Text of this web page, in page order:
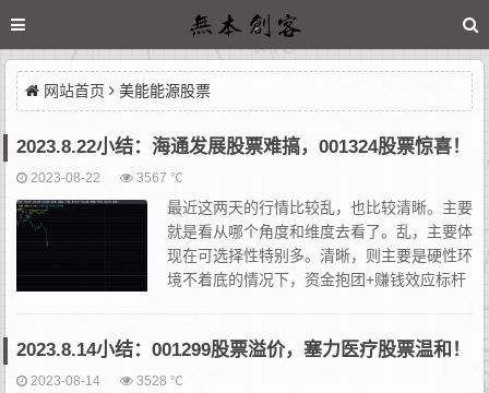
网站首页 美能能源股票
2023.8.22小结：海通发展股票难搞，001324股票惊喜！
2023-08-22 3567 ℃
最近这两天的行情比较乱，也比较清晰。主要
就是看从哪个角度和维度去看了。乱，主要体
现在可选择性特别多。清晰，则主要是硬性环
境不着底的情况下，资金抱团+赚钱效应标杆
上...
2023.8.14小结：001299股票溢价，塞力医疗股票温和！
2023-08-14 3528 ℃